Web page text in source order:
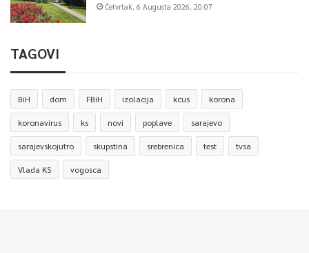
Četvrtak, 6 Augusta 2026, 20:07
TAGOVI
BiH dom FBiH izolacija kcus korona
koronavirus ks novi poplave sarajevo
sarajevskojutro skupstina srebrenica test tvsa
Vlada KS vogosca